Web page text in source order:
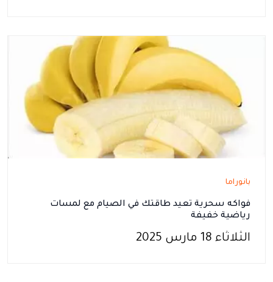
بانوراما
فواكه سحرية تعيد طاقتك في الصيام مع لمسات
رياضية خفيفة
الثلاثاء 18 مارس 2025